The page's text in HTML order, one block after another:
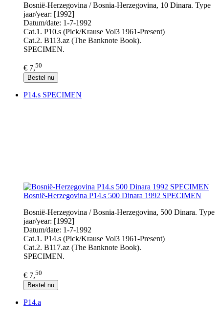
Bosnië-Herzegovina / Bosnia-Herzegovina, 10 Dinara. Type
jaar/year: [1992]
Datum/date: 1-7-1992
Cat.1. P10.s (Pick/Krause Vol3 1961-Present)
Cat.2. B113.az (The Banknote Book).
SPECIMEN.
€ 7,50
Bestel nu
P14.s SPECIMEN
Bosnië-Herzegovina P14.s 500 Dinara 1992 SPECIMEN
Bosnië-Herzegovina / Bosnia-Herzegovina, 500 Dinara. Type
jaar/year: [1992]
Datum/date: 1-7-1992
Cat.1. P14.s (Pick/Krause Vol3 1961-Present)
Cat.2. B117.az (The Banknote Book).
SPECIMEN.
€ 7,50
Bestel nu
P14.a